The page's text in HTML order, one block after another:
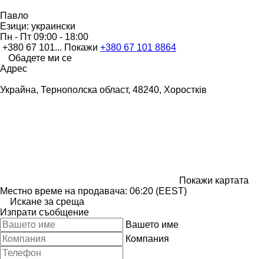
Павло
Езици: украински
Пн - Пт 09:00 - 18:00
+380 67 101... Покажи +380 67 101 8864
Обадете ми се
Адрес
Украйна, Тернополска област, 48240, Хоростків
Покажи картата
Местно време на продавача: 06:20 (EEST)
Искане за среща
Изпрати съобщение
Вашето име
Компания